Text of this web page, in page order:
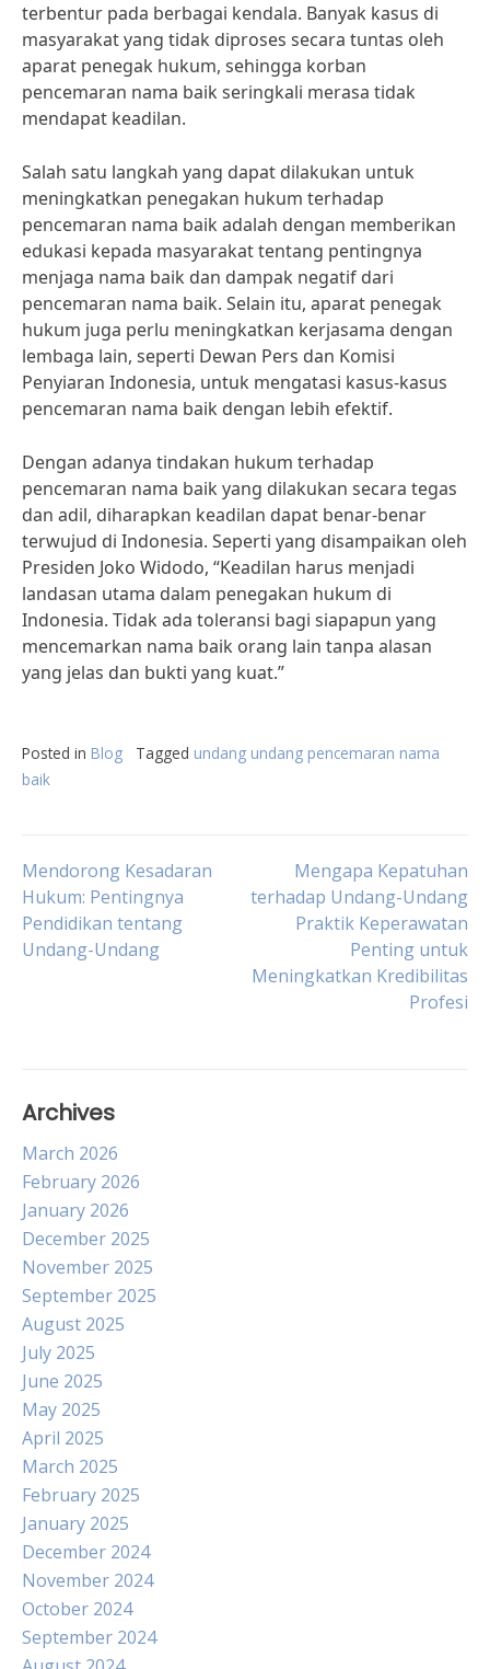
terbentur pada berbagai kendala. Banyak kasus di
masyarakat yang tidak diproses secara tuntas oleh
aparat penegak hukum, sehingga korban
pencemaran nama baik seringkali merasa tidak
mendapat keadilan.
Salah satu langkah yang dapat dilakukan untuk
meningkatkan penegakan hukum terhadap
pencemaran nama baik adalah dengan memberikan
edukasi kepada masyarakat tentang pentingnya
menjaga nama baik dan dampak negatif dari
pencemaran nama baik. Selain itu, aparat penegak
hukum juga perlu meningkatkan kerjasama dengan
lembaga lain, seperti Dewan Pers dan Komisi
Penyiaran Indonesia, untuk mengatasi kasus-kasus
pencemaran nama baik dengan lebih efektif.
Dengan adanya tindakan hukum terhadap
pencemaran nama baik yang dilakukan secara tegas
dan adil, diharapkan keadilan dapat benar-benar
terwujud di Indonesia. Seperti yang disampaikan oleh
Presiden Joko Widodo, “Keadilan harus menjadi
landasan utama dalam penegakan hukum di
Indonesia. Tidak ada toleransi bagi siapapun yang
mencemarkan nama baik orang lain tanpa alasan
yang jelas dan bukti yang kuat.”
Posted in Blog Tagged undang undang pencemaran nama
baik
Post
navigation
Mendorong Kesadaran
Hukum: Pentingnya
Pendidikan tentang
Undang-Undang
Mengapa Kepatuhan
terhadap Undang-Undang
Praktik Keperawatan
Penting untuk
Meningkatkan Kredibilitas
Profesi
Archives
March 2026
February 2026
January 2026
December 2025
November 2025
September 2025
August 2025
July 2025
June 2025
May 2025
April 2025
March 2025
February 2025
January 2025
December 2024
November 2024
October 2024
September 2024